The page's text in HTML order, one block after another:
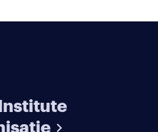
Institute